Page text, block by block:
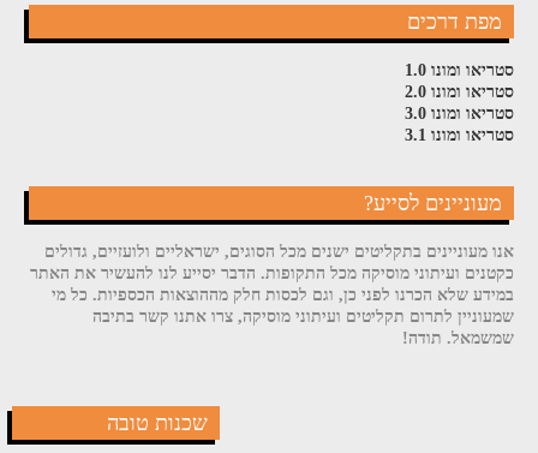
מפת דרכים
סטריאו ומונו 1.0
סטריאו ומונו 2.0
סטריאו ומונו 3.0
סטריאו ומונו 3.1
מעוניינים לסייע?
אנו מעוניינים בתקליטים ישנים מכל הסוגים, ישראליים ולועזיים, גדולים
כקטנים ועיתוני מוסיקה מכל התקופות. הדבר יסייע לנו להעשיר את האתר
במידע שלא הכרנו לפני כן, וגם לכסות חלק מההוצאות הכספיות. כל מי
שמעוניין לתרום תקליטים ועיתוני מוסיקה, צרו אתנו קשר בתיבה
שמשמאל. תודה!
שכנות טובה